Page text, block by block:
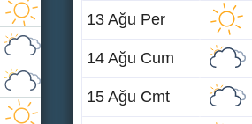
13 Ağu Per
14 Ağu Cum
15 Ağu Cmt